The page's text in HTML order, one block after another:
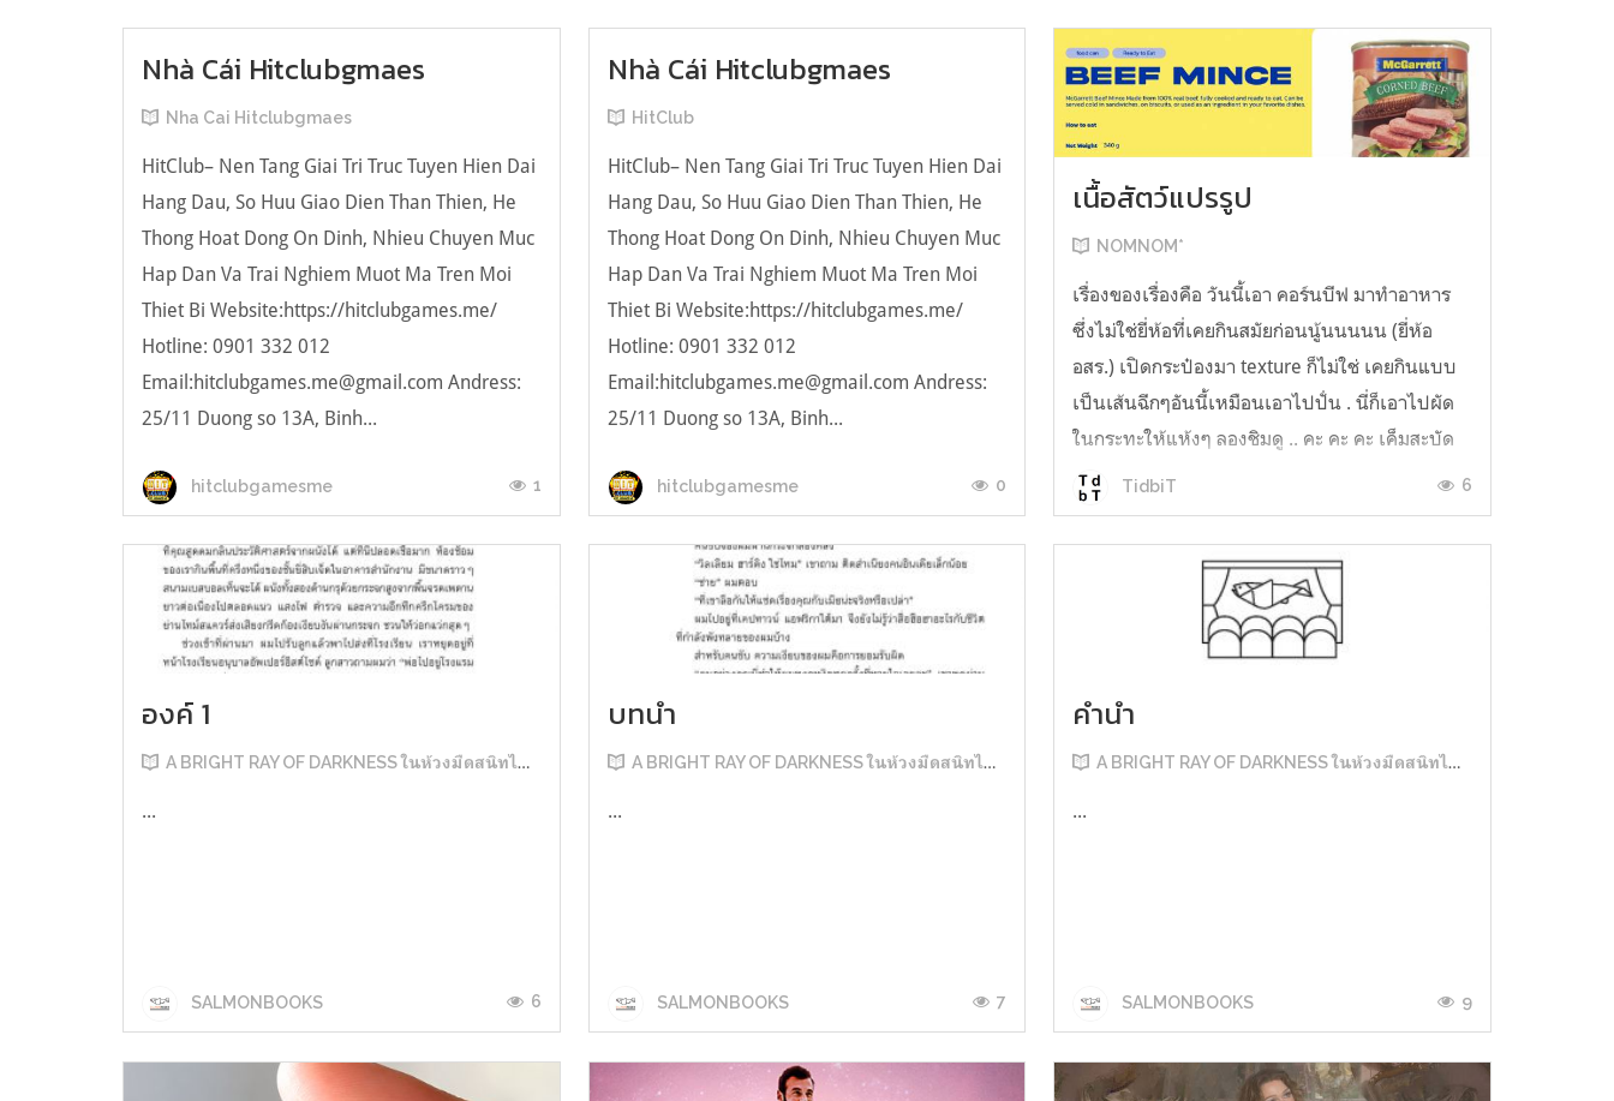
Nhà Cái Hitclubgmaes
Nha Cai Hitclubgmaes
HitClub– Nen Tang Giai Tri Truc Tuyen Hien Dai
Hang Dau, So Huu Giao Dien Than Thien, He
Thong Hoat Dong On Dinh, Nhieu Chuyen Muc
Hap Dan Va Trai Nghiem Muot Ma Tren Moi
Thiet Bi Website:https://hitclubgames.me/
Hotline: 0901 332 012
Email:hitclubgames.me@gmail.com Andress:
25/11 Duong so 13A, Binh...
hitclubgamesme 1
Nhà Cái Hitclubgmaes
HitClub
HitClub– Nen Tang Giai Tri Truc Tuyen Hien Dai
Hang Dau, So Huu Giao Dien Than Thien, He
Thong Hoat Dong On Dinh, Nhieu Chuyen Muc
Hap Dan Va Trai Nghiem Muot Ma Tren Moi
Thiet Bi Website:https://hitclubgames.me/
Hotline: 0901 332 012
Email:hitclubgames.me@gmail.com Andress:
25/11 Duong so 13A, Binh...
hitclubgamesme 0
เนื้อสัตว์แปรรูป
NOMNOM*
เรื่องของเรื่องคือ วันนี้เอา คอร์นบีฟ มาทำอาหาร
ซึ่งไม่ใช่ยี่ห้อที่เคยกินสมัยก่อนนู้นนนนน (ยี่ห้อ
อสร.) เปิดกระป๋องมา texture ก็ไม่ใช่ เคยกินแบบ
เป็นเส้นฉีกๆอันนี้เหมือนเอาไปปั่น . นี่ก็เอาไปผัด
ในกระทะให้แห้งๆ ลองชิมดู .. คะ คะ คะ เค็มสะบัด
O o" ... แบบใช้โควต้ากินโซเดียมทั้งสัปดาห์
ต้องหาผักนึ่ง ...
TidbiT 6
องค์ 1
A BRIGHT RAY OF DARKNESS ในห้วงมืดสนิทไม่มิดแสง
...
SALMONBOOKS 6
บทนำ
A BRIGHT RAY OF DARKNESS ในห้วงมืดสนิทไม่มิดแสง
...
SALMONBOOKS 7
คำนำ
A BRIGHT RAY OF DARKNESS ในห้วงมืดสนิทไม่มิดแสง
...
SALMONBOOKS 9